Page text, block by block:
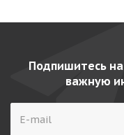
Подпишитесь
важную